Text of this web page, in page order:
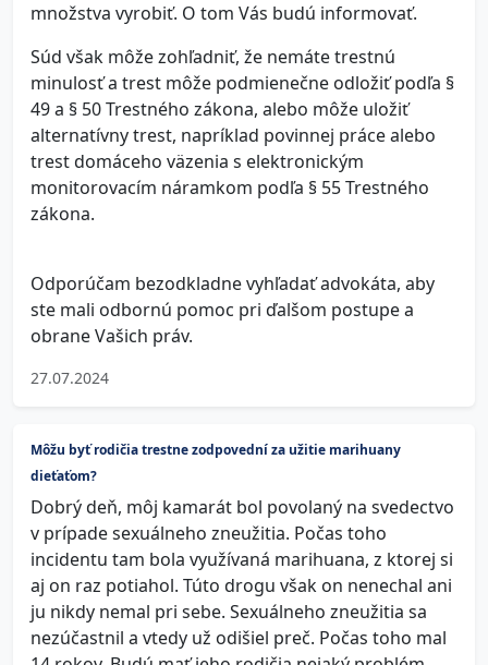
množstva vyrobiť. O tom Vás budú informovať.
Súd však môže zohľadniť, že nemáte trestnú
minulosť a trest môže podmienečne odložiť podľa §
49 a § 50 Trestného zákona, alebo môže uložiť
alternatívny trest, napríklad povinnej práce alebo
trest domáceho väzenia s elektronickým
monitorovacím náramkom podľa § 55 Trestného
zákona.
Odporúčam bezodkladne vyhľadať advokáta, aby
ste mali odbornú pomoc pri ďalšom postupe a
obrane Vašich práv.
27.07.2024
Môžu byť rodičia trestne zodpovední za užitie marihuany
dieťaťom?
Dobrý deň, môj kamarát bol povolaný na svedectvo
v prípade sexuálneho zneužitia. Počas toho
incidentu tam bola využívaná marihuana, z ktorej si
aj on raz potiahol. Túto drogu však on nenechal ani
ju nikdy nemal pri sebe. Sexuálneho zneužitia sa
nezúčastnil a vtedy už odišiel preč. Počas toho mal